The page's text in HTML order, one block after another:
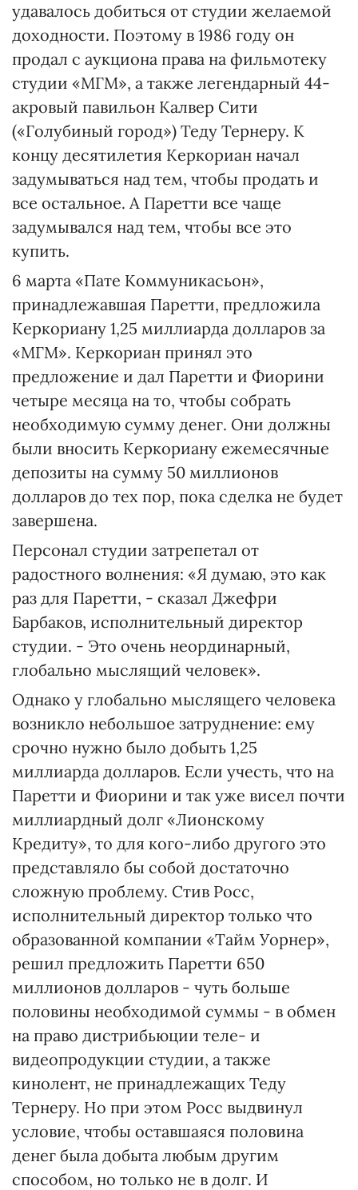
удавалось добиться от студии желаемой
доходности. Поэтому в 1986 году он
продал с аукциона права на фильмотеку
студии «МГМ», а также легендарный 44-
акровый павильон Калвер Сити
(«Голубиный город») Теду Тернеру. К
концу десятилетия Керкориан начал
задумываться над тем, чтобы продать и
все остальное. А Паретти все чаще
задумывался над тем, чтобы все это
купить.
6 марта «Пате Коммуникасьон»,
принадлежавшая Паретти, предложила
Керкориану 1,25 миллиарда долларов за
«МГМ». Керкориан принял это
предложение и дал Паретти и Фиорини
четыре месяца на то, чтобы собрать
необходимую сумму денег. Они должны
были вносить Керкориану ежемесячные
депозиты на сумму 50 миллионов
долларов до тех пор, пока сделка не будет
завершена.
Персонал студии затрепетал от
радостного волнения: «Я думаю, это как
раз для Паретти, - сказал Джефри
Барбаков, исполнительный директор
студии. - Это очень неординарный,
глобально мыслящий человек».
Однако у глобально мыслящего человека
возникло небольшое затруднение: ему
срочно нужно было добыть 1,25
миллиарда долларов. Если учесть, что на
Паретти и Фиорини и так уже висел почти
миллиардный долг «Лионскому
Кредиту», то для кого-либо другого это
представляло бы собой достаточно
сложную проблему. Стив Росс,
исполнительный директор только что
образованной компании «Тайм Уорнер»,
решил предложить Паретти 650
миллионов долларов - чуть больше
половины необходимой суммы - в обмен
на право дистрибьюции теле- и
видеопродукции студии, а также
кинолент, не принадлежащих Теду
Тернеру. Но при этом Росс выдвинул
условие, чтобы оставшаяся половина
денег была добыта любым другим
способом, но только не в долг. И